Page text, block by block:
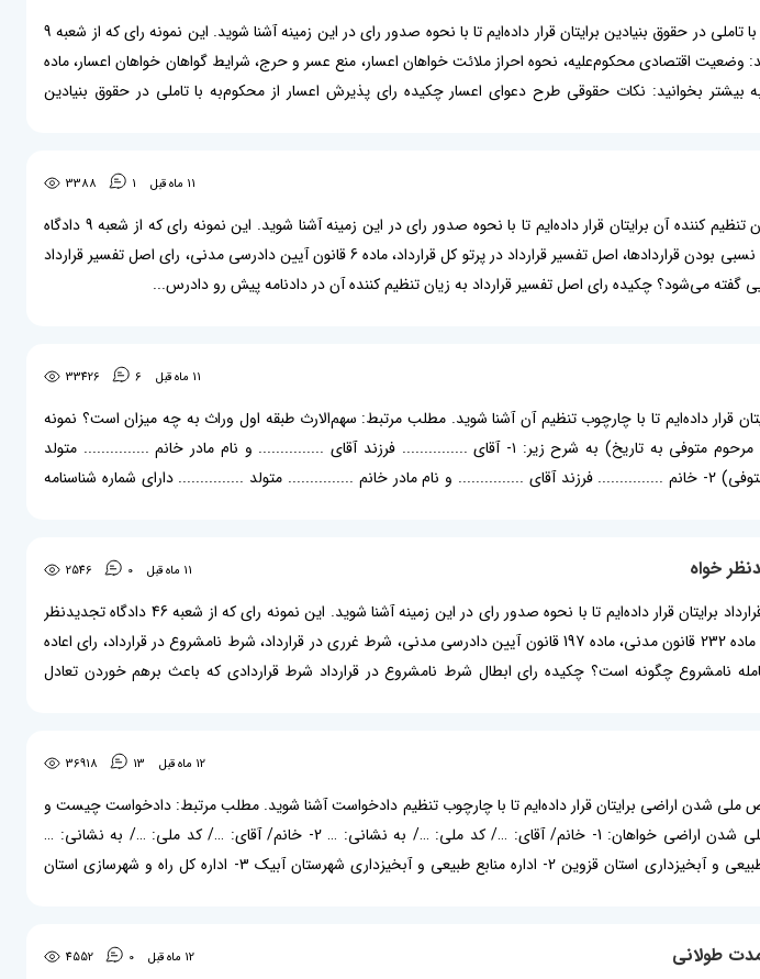
بازدیدکننده بزرگوار، در این مقاله یک نمونه رای پذیرش اعسار از محکوم‌به با تاملی در حقوق بنیادین برایتان قرار داده‌ایم تا با نحوه صدور رای در این زمینه آشنا شوید. این نمونه رای که از شعبه 9
اقتصادی محکوم‌علیه، نحوه احراز ملائت خواهان اعسار، منع عسر و حرج، شرایط گواهان خواهان اعسار، ماده
بیشتر بخوانید: نکات حقوقی طرح دعوای اعسار چکیده رای پذیرش اعسار از محکوم‌به با تاملی در حقوق بنیادین
11 ماه قبل 1
3388
بازدیدکننده بزرگوار، در این مقاله یک نمونه رای اصل تفسیر قرارداد به زیان تنظیم کننده آن برایتان قرار داده‌ایم تا با نحوه صدور رای در این زمینه آشنا شوید. این نمونه رای که از شعبه 9 دادگاه
عمومی حقوقی گرگان صادر شده است درباره این موضوعات می‌باشد: اصل نسبی بودن قراردادها، اصل تفسیر قرارداد در پرتو کل قرارداد، ماده 6 قانون آیین دادرسی مدنی، رای اصل تفسیر قرارداد
گفته می‌شود؟ چکیده رای اصل تفسیر قرارداد به زیان تنظیم کننده آن در دادنامه پیش رو دادرس...
11 ماه قبل 6
33426
قرار داده‌ایم تا با چارچوب تنظیم آن آشنا شوید. مطلب مرتبط: سهم‌الارث طبقه اول وراث به چه میزان است؟ نمونه
تقسیم نامه ارث و ماترک بسم الله الرحمن الرحیم تقسیم‌کنندگان: (ورثه مرحوم متوفی به تاریخ) به شرح زیر: ۱- آقای ............... فرزند آقای ............... و نام مادر خانم ............... متولد
............... دارای شماره شناسنامه ............... صادره از ............... (پدر متوفی) ۲- خانم ............... فرزند آقای ............... و نام مادر خانم ............... متولد ............... دارای شماره شناسنامه
خواه 11 ماه قبل 0
2546
بازدید کننده بزرگوار، در این مقاله یک نمونه رای ابطال شرط نامشروع در قرارداد برایتان قرار داده‌ایم تا با نحوه صدور رای در این زمینه آشنا شوید. این نمونه رای که از شعبه 46 دادگاه تجدیدنظر
استان تهران صادر شده است درباره این موضوعات می‌باشد: بطلان دعوی، ماده 232 قانون مدنی، ماده 197 قانون آیین دادرسی مدنی، شرط غرری در قرارداد، شرط نامشروع در قرارداد، رای اعاده
نامشروع چگونه است؟ چکیده رای ابطال شرط نامشروع در قرارداد شرط قراردادی که باعث برهم خوردن تعادل
12 ماه قبل 13
36918
ملی شدن اراضی برایتان قرار داده‌ایم تا با چارچوب تنظیم دادخواست آشنا شوید. مطلب مرتبط: دادخواست چیست و
نحوه نوشتن آن چگونه است؟ نمونه دادخواست اعتراض به تشخیص ملی شدن اراضی خواهان: 1- خانم/ آقای: …/ کد ملی: …/ به نشانی: … 2- خانم/ آقای: …/ کد ملی: …/ به نشانی: …
3- خانم/ آقای: …/ کد ملی: …/ به نشانی: … خوانده: 1- اداره کل منابع طبیعی و آبخیزداری استان قزوین 2- اداره منابع طبیعی و آبخیزداری شهرستان آبیک 3- اداره کل راه و شهرسازی استان
طولانی 12 ماه قبل 0
4552